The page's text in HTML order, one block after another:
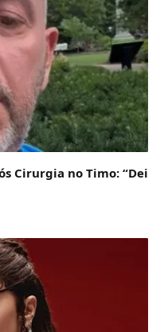
Cirurgia no Timo: “Dei